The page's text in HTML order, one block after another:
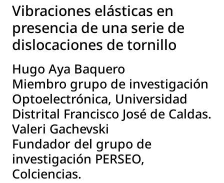
Vibraciones elásticas en
presencia de una serie de
dislocaciones de tornillo
Hugo Aya Baquero
Miembro grupo de investigación
Optoelectrónica, Universidad
Distrital Francisco José de Caldas.
Valeri Gachevski
Fundador del grupo de
investigación PERSEO,
Colciencias.